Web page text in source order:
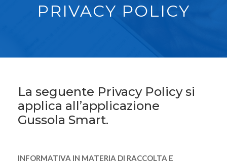
PRIVACY POLICY
La seguente Privacy Policy si
applica all’applicazione
Gussola Smart.
INFORMATIVA IN MATERIA DI RACCOLTA E